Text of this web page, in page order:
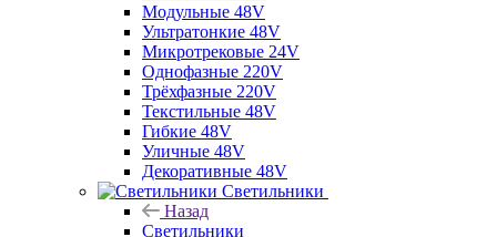
Модульные 48V
Ультратонкие 48V
Микротрековые 24V
Однофазные 220V
Трёхфазные 220V
Текстильные 48V
Гибкие 48V
Уличные 48V
Декоративные 48V
Светильники
Назад
Светильники